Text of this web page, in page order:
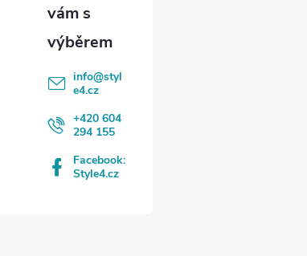
info@styl
e4.cz
+420 604
294 155
Facebook:
Style4.cz